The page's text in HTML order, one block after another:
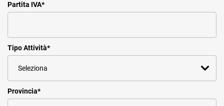
Partita IVA*
Tipo Attività*
Provincia*